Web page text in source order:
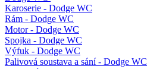
Karoserie - Dodge WC
Rám - Dodge WC
Motor - Dodge WC
Spojka - Dodge WC
Výfuk - Dodge WC
Palivová soustava a sání - Dodge WC